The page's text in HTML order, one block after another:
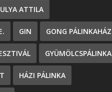
ATTILA
GIN GONG PÁLINKAHÁZ
GYÜMÖLCSPÁLINKA
HÁZI PÁLINKA